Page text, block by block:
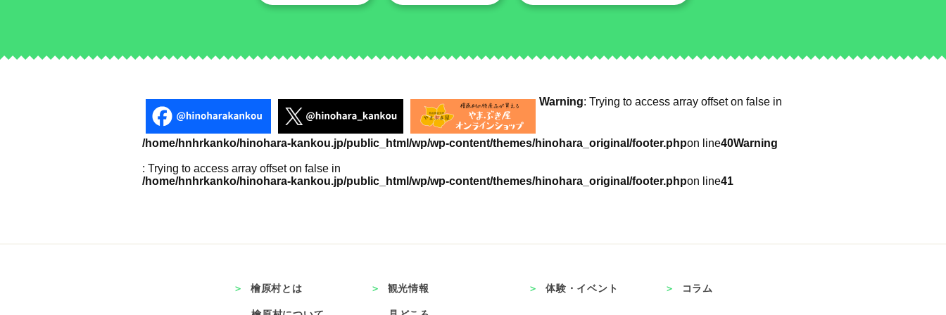
Warning: Trying to access array offset on false in
/home/hnhrkanko/hinohara-kankou.jp/public_html/wp/wp-content/themes/hinohara_original/footer.phpon line40Warning
: Trying to access array offset on false in
/home/hnhrkanko/hinohara-kankou.jp/public_html/wp/wp-content/themes/hinohara_original/footer.phpon line41
檜原村とは
観光情報
体験・イベント コラム